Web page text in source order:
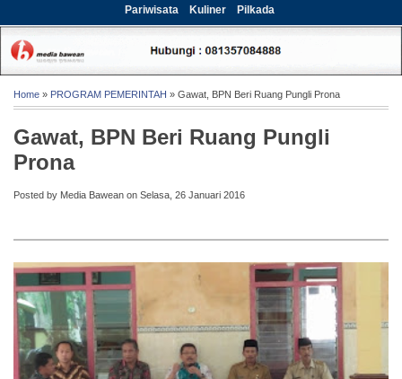
Pariwisata
Kuliner Pilkada
Home » PROGRAM PEMERINTAH » Gawat, BPN Beri Ruang Pungli Prona
Gawat, BPN Beri Ruang Pungli
Prona
Posted by Media Bawean on Selasa, 26 Januari 2016